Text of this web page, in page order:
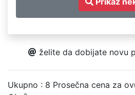
želite da
Ukupno : 8 Prosečna cena za